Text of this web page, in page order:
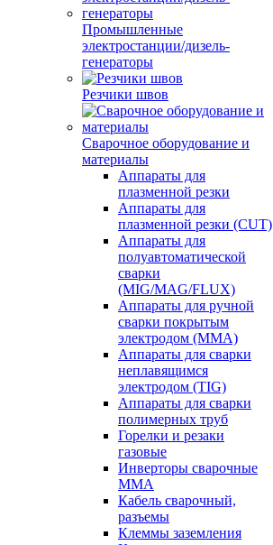
Промышленные
электростанции/дизель-
генераторы
Резчики швов
Сварочное оборудование и
материалы
Аппараты для
плазменной резки
Аппараты для
плазменной резки (CUT)
Аппараты для
полуавтоматической
сварки
(MIG/MAG/FLUX)
Аппараты для ручной
сварки покрытым
электродом (MMA)
Аппараты для сварки
неплавящимся
электродом (TIG)
Аппараты для сварки
полимерных труб
Горелки и резаки
газовые
Инверторы сварочные
ММА
Кабель сварочный,
разъемы
Клеммы заземления